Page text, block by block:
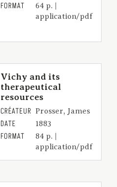
FORMAT
64 p. |
application/pdf
Vichy and its
therapeutical
resources
CRÉATEUR Prosser, James
DATE 1883
FORMAT
84 p. |
application/pdf